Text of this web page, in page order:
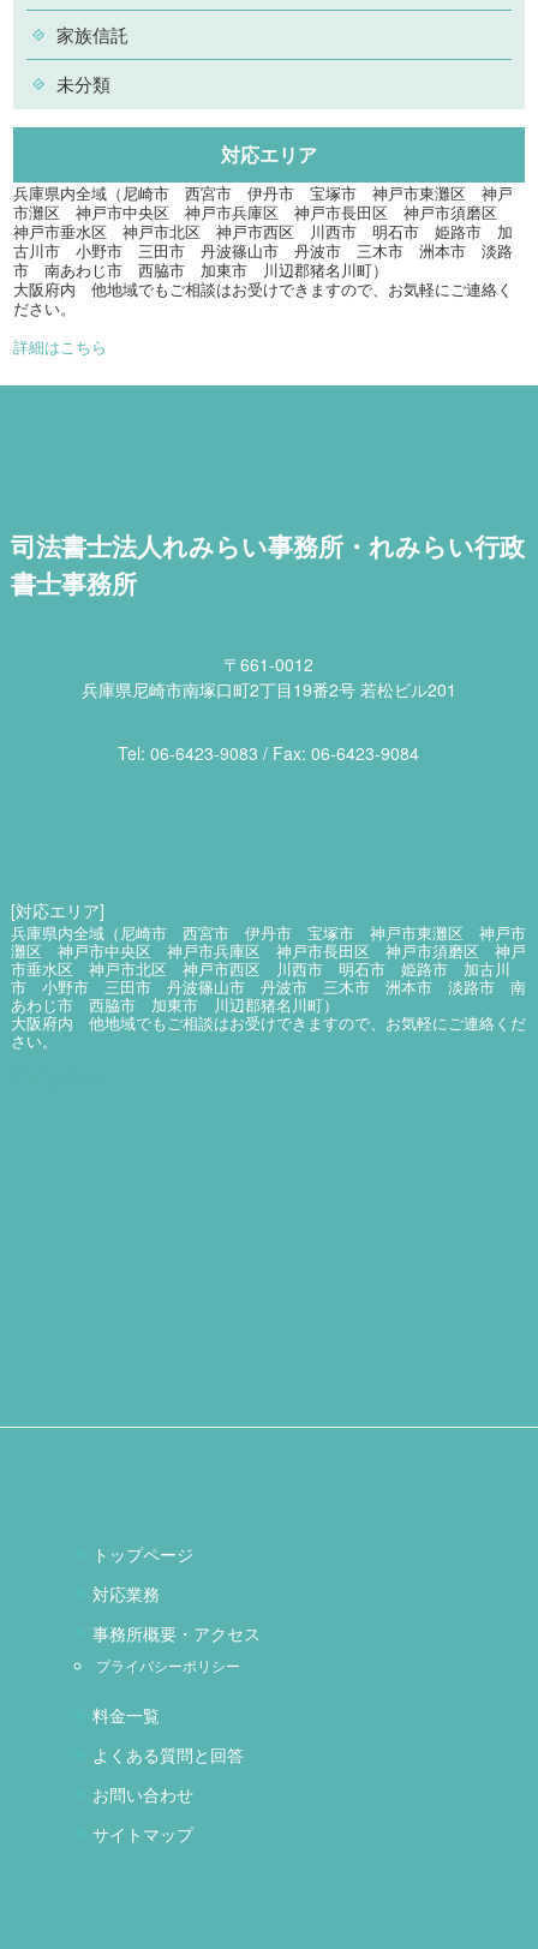
家族信託
未分類
対応エリア
兵庫県内全域（尼崎市 西宮市 伊丹市 宝塚市 神戸市東灘区 神戸
市灘区 神戸市中央区 神戸市兵庫区 神戸市長田区 神戸市須磨区
神戸市垂水区 神戸市北区 神戸市西区 川西市 明石市 姫路市 加
古川市 小野市 三田市 丹波篠山市 丹波市 三木市 洲本市 淡路
市 南あわじ市 西脇市 加東市 川辺郡猪名川町）
大阪府内 他地域でもご相談はお受けできますので、お気軽にご連絡く
ださい。
詳細はこちら
司法書士法人れみらい事務所・れみらい行政
書士事務所
〒661-0012
兵庫県尼崎市南塚口町2丁目19番2号 若松ビル201
Tel: 06​-6423​-9083 / Fax: 06​-6423​-9084
[対応エリア]
兵庫県内全域（尼崎市 西宮市 伊丹市 宝塚市 神戸市東灘区 神戸市
灘区 神戸市中央区 神戸市兵庫区 神戸市長田区 神戸市須磨区 神戸
市垂水区 神戸市北区 神戸市西区 川西市 明石市 姫路市 加古川
市 小野市 三田市 丹波篠山市 丹波市 三木市 洲本市 淡路市 南
あわじ市 西脇市 加東市 川辺郡猪名川町）
大阪府内 他地域でもご相談はお受けできますので、お気軽にご連絡くだ
さい。
トップページ
対応業務
事務所概要・アクセス
プライバシーポリシー
料金一覧
よくある質問と回答
お問い合わせ
サイトマップ